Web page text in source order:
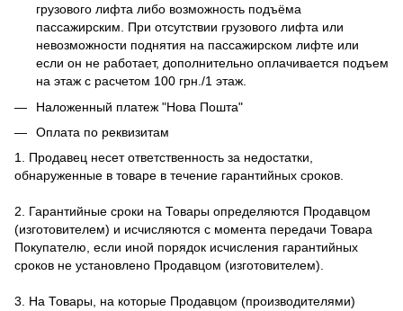
грузового лифта либо возможность подъёма
пассажирским. При отсутствии грузового лифта или
невозможности поднятия на пассажирском лифте или
если он не работает, дополнительно оплачивается подъем
на этаж с расчетом 100 грн./1 этаж.
Наложенный платеж "Нова Пошта"
Оплата по реквизитам
1. Продавец несет ответственность за недостатки,
обнаруженные в товаре в течение гарантийных сроков.
2. Гарантийные сроки на Товары определяются Продавцом
(изготовителем) и исчисляются с момента передачи Товара
Покупателю, если иной порядок исчисления гарантийных
сроков не установлено Продавцом (изготовителем).
3. На Товары, на которые Продавцом (производителями)